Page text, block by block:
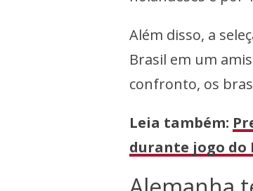
Além disso, a
Brasil em um
confronto, os
Leia também:
durante jogo do